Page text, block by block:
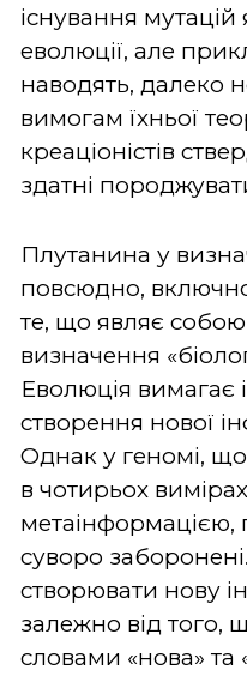
існування мутацій
еволюції, але
наводять, далеко
вимогам їхньої
креаціоністів
здатні
Плутанина у
повсюдно,
те, що являє
визначення
Еволюція вимагає
створення нової
Однак у геномі,
в чотирьох
метаінформацією,
суворо
створювати нову
залежно від того,
словами «нова» та